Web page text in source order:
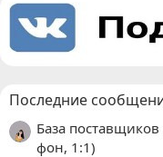
Последние
База
фон, 1:1)